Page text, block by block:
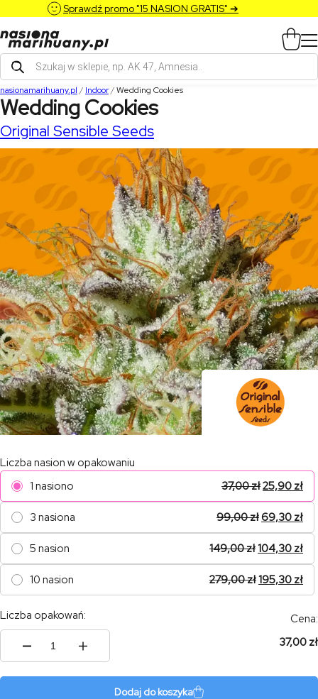
Sprawdź promo "15 NASION GRATIS" ➔
Wyszukiwarka
produktów
nasionamarihuany.pl / Indoor/Wedding Cookies
Wedding Cookies
Original Sensible Seeds
Liczba nasion w opakowaniu
1 nasiono
37,00zł25,90 zł
3 nasiona 99,00zł69,30 zł
5 nasion 149,00zł104,30 zł
10 nasion 279,00zł195,30 zł
Liczba opakowań:
ilość
Cena:
37,00 zł
Dodaj do koszyka